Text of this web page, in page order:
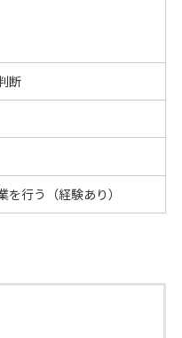
断
を行う（経験あり）